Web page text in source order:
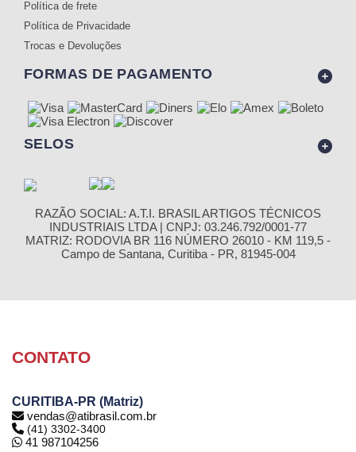
Política de frete
Política de Privacidade
Trocas e Devoluções
FORMAS DE PAGAMENTO
SELOS
RAZÃO SOCIAL: A.T.I. BRASIL ARTIGOS TÉCNICOS
INDUSTRIAIS LTDA | CNPJ: 03.246.792/0001-77
MATRIZ: RODOVIA BR 116 NÚMERO 26010 - KM 119,5 -
Campo de Santana, Curitiba - PR, 81945-004
CONTATO
CURITIBA-PR (Matriz)
vendas@atibrasil.com.br
(41) 3302-3400
41 987104256